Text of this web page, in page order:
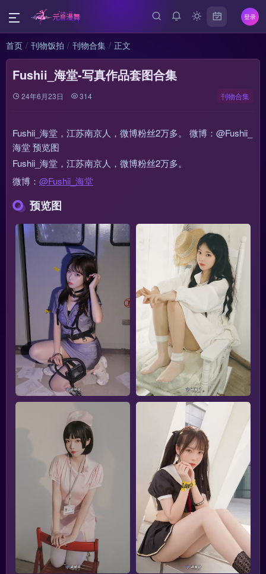
登录
首页 刊物饭拍 刊物合集 正文
Fushii_海堂-写真作品套图合集
24年6月23日 314 刊物合集
Fushii_海堂，江苏南京人，微博粉丝2万多。 微博：@Fushii_
海堂 预览图
Fushii_海堂，江苏南京人，微博粉丝2万多。
微博： @Fushii_海堂
预览图